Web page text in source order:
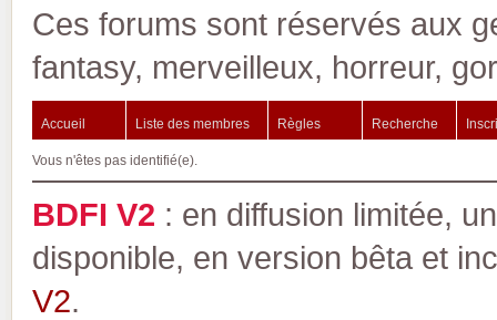
Ces forums sont réservés aux
fantasy, merveilleux, horreur,
Accueil Liste des membres Règles Recherche
Vous n'êtes pas identifié(e).
BDFI V2 : en diffusion limitée,
disponible, en version bêta et
V2.